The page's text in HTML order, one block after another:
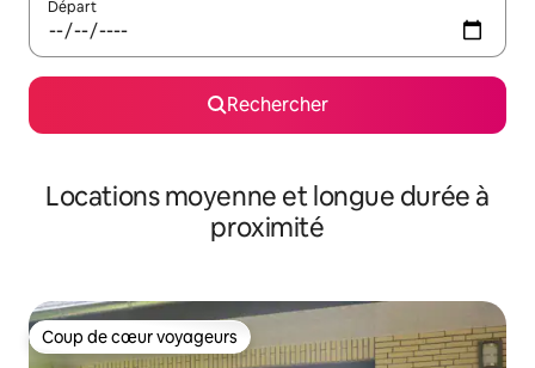
Départ
Rechercher
Locations moyenne et longue durée à
proximité
Coup de cœur voyageurs
Coup de cœur voyageurs